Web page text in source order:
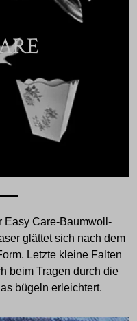
Easy Care-Baumwoll-
glättet sich nach dem
Letzte kleine Falten
beim Tragen durch die
bügeln erleichtert.